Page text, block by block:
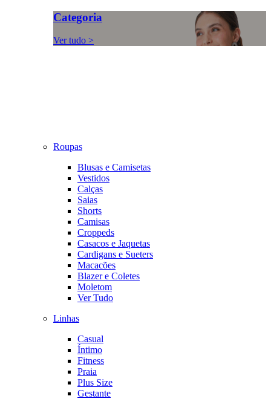
Categoria
Ver tudo >
Roupas
Blusas e Camisetas
Vestidos
Calças
Saias
Shorts
Camisas
Croppeds
Casacos e Jaquetas
Cardigans e Sueters
Macacões
Blazer e Coletes
Moletom
Ver Tudo
Linhas
Casual
Íntimo
Fitness
Praia
Plus Size
Gestante